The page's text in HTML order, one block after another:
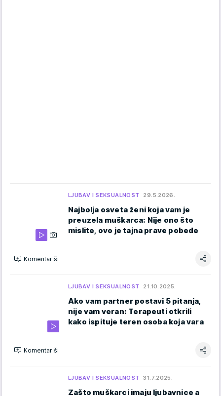
LJUBAV I SEKSUALNOST 29.5.2026.
Najbolja osveta ženi koja vam je
preuzela muškarca: Nije ono što
mislite, ovo je tajna prave pobede
Komentariši
LJUBAV I SEKSUALNOST 21.10.2025.
Ako vam partner postavi 5 pitanja,
nije vam veran: Terapeuti otkrili
kako ispituje teren osoba koja vara
Komentariši
LJUBAV I SEKSUALNOST 31.7.2025.
Zašto muškarci imaju ljubavnice a